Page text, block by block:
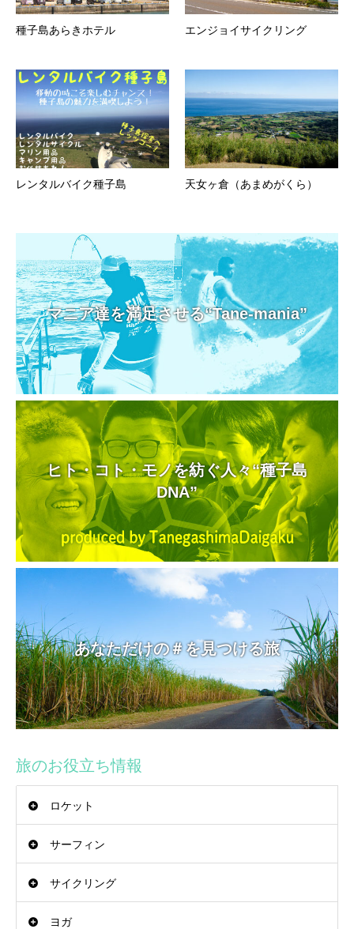
種子島あらきホテル エンジョイサイクリング
レンタルバイク種子島 天女ヶ倉（あまめがくら）
マニア達を満足させる“Tane-mania”
ヒト・コト・モノを紡ぐ人々“種子島
DNA”
あなただけの＃を見つける旅
旅のお役立ち情報
ロケット
サーフィン
サイクリング
ヨガ